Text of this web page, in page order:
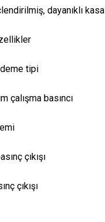
dayanıklı kasa
tipi
çalışma basıncı
çıkışı
çıkışı